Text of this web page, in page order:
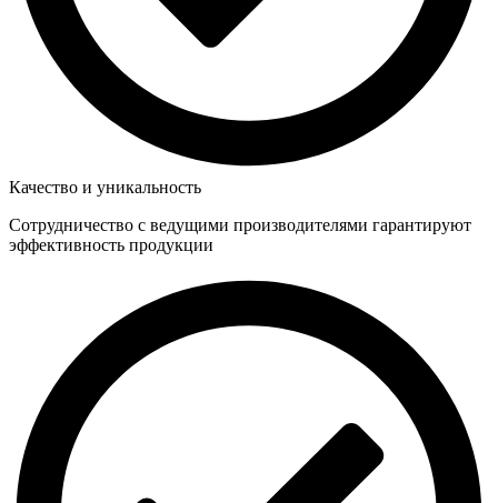
Качество и уникальность
Сотрудничество с ведущими производителями гарантируют
эффективность продукции